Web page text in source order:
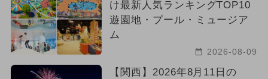
け最新人気ランキングTOP10
遊園地・プール・ミュージア
ム
2026-08-09
【関西】2026年8月11日の